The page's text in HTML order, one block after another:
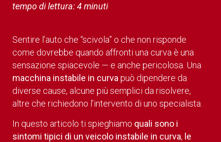
tempo di lettura: 4 minuti
Sentire l’auto che “scivola” o che non risponde
come dovrebbe quando affronti una curva è una
sensazione spiacevole — e anche pericolosa. Una
macchina instabile in curva può dipendere da
diverse cause, alcune più semplici da risolvere,
altre che richiedono l’intervento di uno specialista.
In questo articolo ti spieghiamo quali sono i
sintomi tipici di un veicolo instabile in curva, le